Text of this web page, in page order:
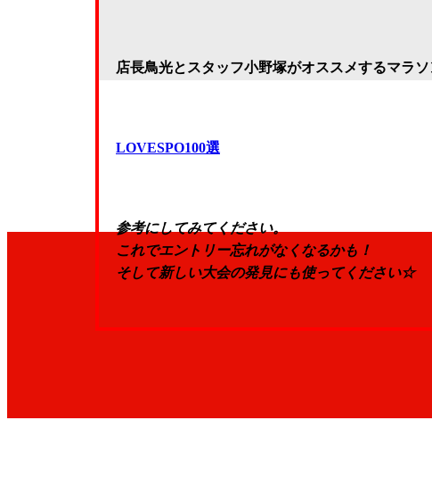
店長鳥光とスタッフ小野塚がオススメするマラ
LOVESPO100選
参考にしてみてください。
これでエントリー忘れがなくなるかも！
そして新しい大会の発見にも使ってください☆